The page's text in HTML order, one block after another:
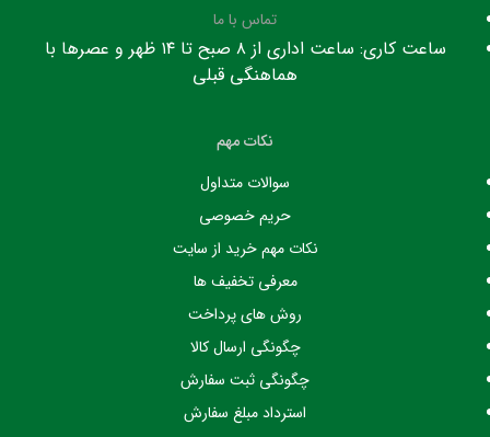
تماس با ما
ساعت کاری: ساعت اداری از ۸ صبح تا ۱۴ ظهر و عصرها با
هماهنگی قبلی
نکات مهم
سوالات متداول
حریم خصوصی
نکات مهم خرید از سایت
معرفی تخفیف ها
روش های پرداخت
چگونگی ارسال کالا
چگونگی ثبت سفارش
استرداد مبلغ سفارش